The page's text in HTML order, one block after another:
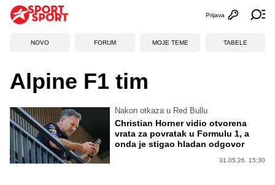
Otvori
Prijava
NOVO FORUM MOJE TEME TABELE
Alpine F1 tim
Nakon otkaza u Red Bullu
Christian Horner vidio otvorena
vrata za povratak u Formulu 1, a
onda je stigao hladan odgovor
31.05.26. 15:30